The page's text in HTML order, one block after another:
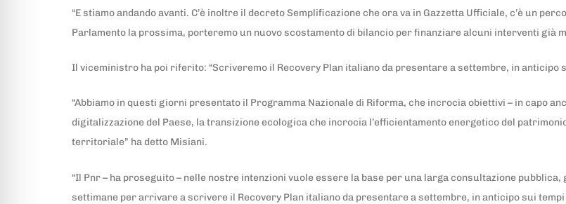
“E stiamo andando avanti. C’è inoltre il decreto Semplificazione che ora va in Gazzetta Ufficiale, c’è un
Parlamento la prossima, porteremo un nuovo scostamento di bilancio per finanziare alcuni interventi già
Il viceministro ha poi riferito: “Scriveremo il Recovery Plan italiano da presentare a settembre, in anticipo
“Abbiamo in questi giorni presentato il Programma Nazionale di Riforma, che incrocia obiettivi – in capo
digitalizzazione del Paese, la transizione ecologica che incrocia l’efficientamento energetico del
territoriale” ha detto Misiani.
“Il Pnr – ha proseguito – nelle nostre intenzioni vuole essere la base per una larga consultazione
settimane per arrivare a scrivere il Recovery Plan italiano da presentare a settembre, in anticipo sui